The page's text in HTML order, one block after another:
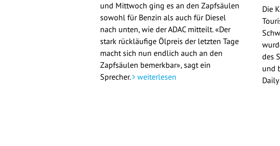
und Mittwoch ging es an den Zapfsäulen
sowohl für Benzin als auch für Diesel
nach unten, wie der ADAC mitteilt. «Der
stark rückläufige Ölpreis der letzten Tage
macht sich nun endlich auch an den
Zapfsäulen bemerkbar», sagt ein
Sprecher.
weiterlesen
Die
des
und